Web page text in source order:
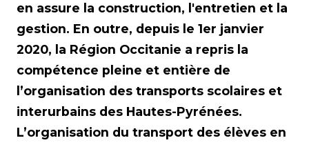
en assure la construction, l'entretien et la
gestion. En outre, depuis le 1er janvier
2020, la Région Occitanie a repris la
compétence pleine et entière de
l’organisation des transports scolaires et
interurbains des Hautes-Pyrénées.
L’organisation du transport des élèves en